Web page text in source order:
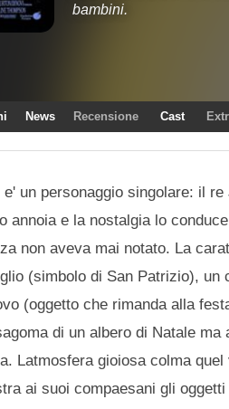
bambini.
News Recensione Cast
un personaggio singolare: il
annoia e la nostalgia lo
non aveva mai notato. La
(simbolo di San Patrizio),
(oggetto che rimanda alla
di un albero di Natale
Latmosfera gioiosa colma
ai suoi compaesani gli